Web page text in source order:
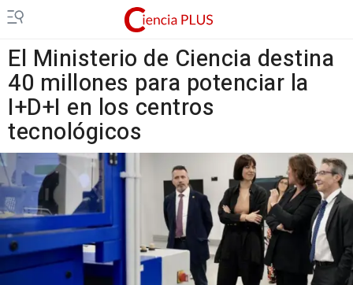
El Ministerio de Ciencia destina
40 millones para potenciar la
I+D+I en los centros
tecnológicos